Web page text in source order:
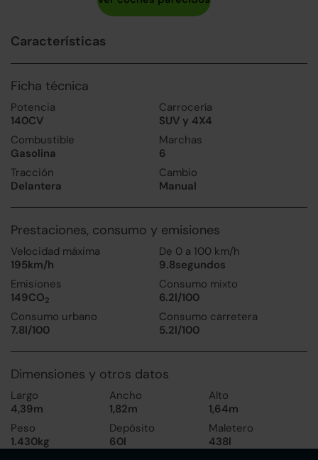
Características
Ficha técnica
Potencia
140CV
Carrocería
SUV y 4X4
Combustible
Gasolina
Marchas
6
Tracción
Delantera
Cambio
Manual
Prestaciones, consumo y emisiones
Velocidad máxima
195km/h
De 0 a 100 km/h
9.8segundos
Emisiones
149CO2
Consumo mixto
6.2l/100
Consumo urbano
7.8l/100
Consumo carretera
5.2l/100
Dimensiones y otros datos
Largo
4,39m
Ancho
1,82m
Alto
1,64m
Peso
1.430kg
Depósito
60l
Maletero
438l